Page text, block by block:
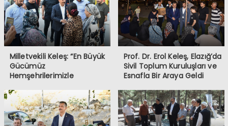
Milletvekili Keleş: “En Büyük
Gücümüz
Hemşehrilerimizle
Prof. Dr. Erol Keleş, Elazığ’da
Sivil Toplum Kuruluşları ve
Esnafla Bir Araya Geldi